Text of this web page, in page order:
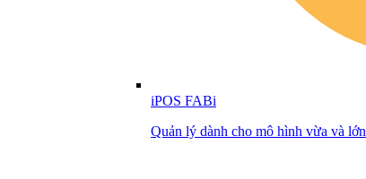
iPOS FABi
Quản lý dành cho mô hình vừa và lớn